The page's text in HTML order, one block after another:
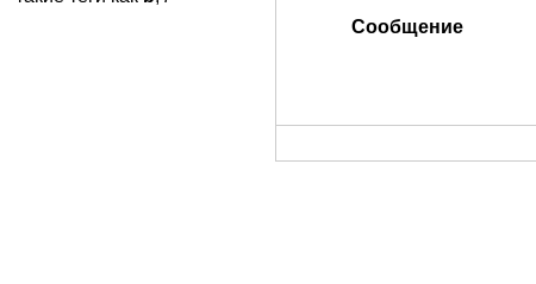
Сообщение